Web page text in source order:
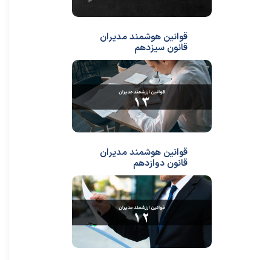
قوانین هوشمند مدیران
قانون سیزدهم
قوانین هوشمند مدیران
قانون دوازدهم